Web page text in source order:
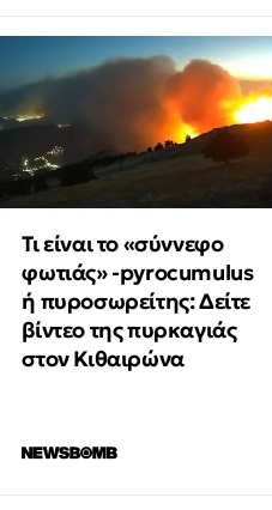
Τι είναι το «σύννεφο
φωτιάς» -pyrocumulus
ή πυροσωρείτης: Δείτε
βίντεο της πυρκαγιάς
στον Κιθαιρώνα